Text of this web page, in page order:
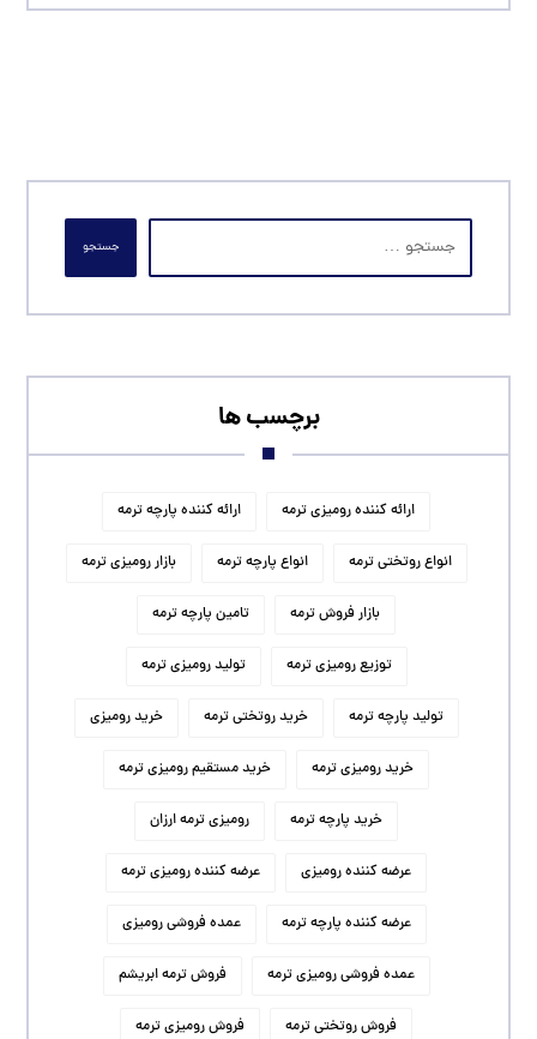
جستجو
برچسب ها
ارائه کننده رومیزی ترمه ارائه کننده پارچه ترمه
انواع روتختی ترمه انواع پارچه ترمه بازار رومیزی ترمه
بازار فروش ترمه تامین پارچه ترمه
توزیع رومیزی ترمه تولید رومیزی ترمه
تولید پارچه ترمه خرید روتختی ترمه خرید رومیزی
خرید رومیزی ترمه خرید مستقیم رومیزی ترمه
خرید پارچه ترمه رومیزی ترمه ارزان
عرضه کننده رومیزی عرضه کننده رومیزی ترمه
عرضه کننده پارچه ترمه عمده فروشی رومیزی
عمده فروشی رومیزی ترمه فروش ترمه ابریشم
فروش روتختی ترمه فروش رومیزی ترمه